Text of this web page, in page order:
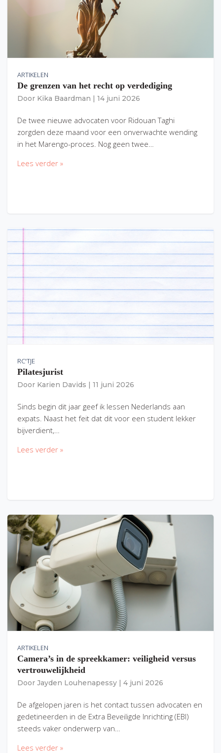
ARTIKELEN
De grenzen van het recht op verdediging
Door Kika Baardman 14 juni 2026
De twee nieuwe advocaten voor Ridouan Taghi
zorgden deze maand voor een onverwachte wending
in het Marengo-proces. Nog geen twee…
Lees verder »
RC'TJE
Pilatesjurist
Door Karien Davids 11 juni 2026
Sinds begin dit jaar geef ik lessen Nederlands aan
expats. Naast het feit dat dit voor een student lekker
bijverdient,…
Lees verder »
ARTIKELEN
Camera’s in de spreekkamer: veiligheid versus
vertrouwelijkheid
Door Jayden Louhenapessy 4 juni 2026
De afgelopen jaren is het contact tussen advocaten en
gedetineerden in de Extra Beveiligde Inrichting (EBI)
steeds vaker onderwerp van…
Lees verder »